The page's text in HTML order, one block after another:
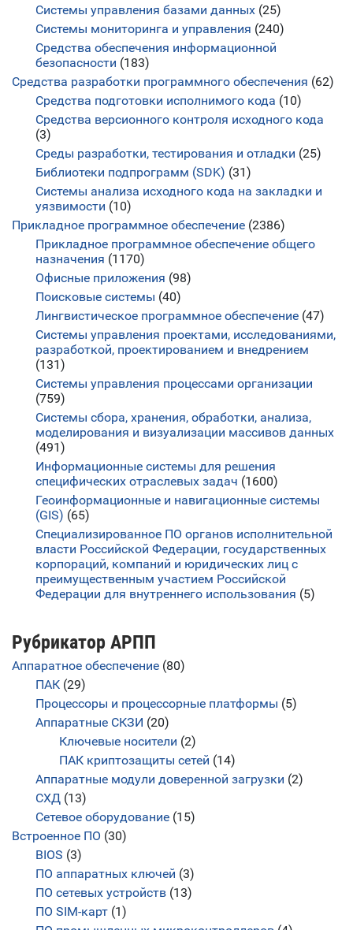
Системы управления базами данных (25)
Системы мониторинга и управления (240)
Средства обеспечения информационной
безопасности (183)
Средства разработки программного обеспечения (62)
Средства подготовки исполнимого кода (10)
Средства версионного контроля исходного кода
(3)
Среды разработки, тестирования и отладки (25)
Библиотеки подпрограмм (SDK) (31)
Системы анализа исходного кода на закладки и
уязвимости (10)
Прикладное программное обеспечение (2386)
Прикладное программное обеспечение общего
назначения (1170)
Офисные приложения (98)
Поисковые системы (40)
Лингвистическое программное обеспечение (47)
Системы управления проектами, исследованиями,
разработкой, проектированием и внедрением
(131)
Системы управления процессами организации
(759)
Системы сбора, хранения, обработки, анализа,
моделирования и визуализации массивов данных
(491)
Информационные системы для решения
специфических отраслевых задач (1600)
Геоинформационные и навигационные системы
(GIS) (65)
Специализированное ПО органов исполнительной
власти Российской Федерации, государственных
корпораций, компаний и юридических лиц с
преимущественным участием Российской
Федерации для внутреннего использования (5)
Рубрикатор АРПП
Аппаратное обеспечение (80)
ПАК (29)
Процессоры и процессорные платформы (5)
Аппаратные СКЗИ (20)
Ключевые носители (2)
ПАК криптозащиты сетей (14)
Аппаратные модули доверенной загрузки (2)
СХД (13)
Сетевое оборудование (15)
Встроенное ПО (30)
BIOS (3)
ПО аппаратных ключей (3)
ПО сетевых устройств (13)
ПО SIM-карт (1)